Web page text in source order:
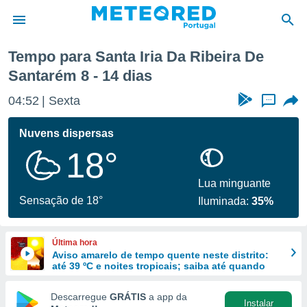
da
foi
para
fornecidas
e
forma
Tempo para Santa Iria Da Ribeira De
Santarém 8 - 14 dias
04:52 Sexta ...
Nuvens dispersas
18°
Sensação de 18°
Lua minguante
Iluminada:35%
Última hora
Aviso amarelo de tempo quente neste distrito:
até 39 ºC e noites tropicais; saiba até quando
Descarregue GRÁTIS a app da
Instalar